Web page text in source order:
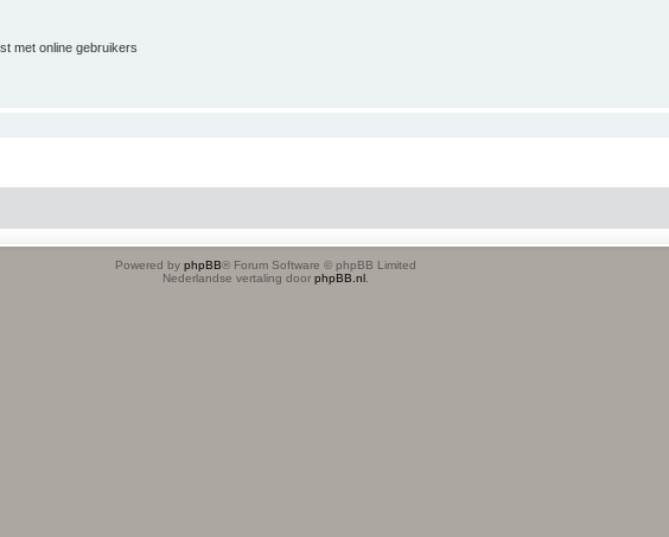
met online gebruikers
Powered by phpBB® Forum Software © phpBB Limited
Nederlandse vertaling door phpBB.nl.